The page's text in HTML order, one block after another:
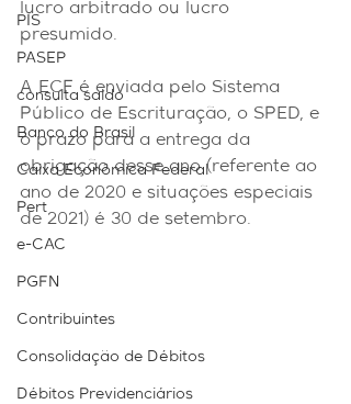
PIS
PASEP
consulta saldo
Banco do Brasil
Caixa Econômica Federal
Pert
e-CAC
PGFN
Contribuintes
Consolidação de Débitos
Débitos Previdenciários
lucro arbitrado ou lucro
presumido.
A ECF é enviada pelo Sistema
Público de Escrituração, o SPED, e
o prazo para a entrega da
obrigação desse ano (referente ao
ano de 2020 e situações especiais
de 2021) é 30 de setembro.